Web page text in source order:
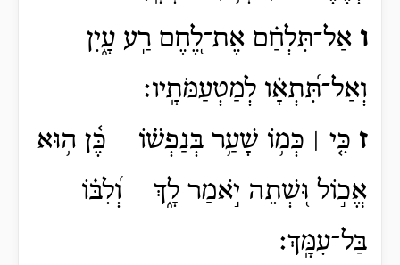
ו אַל־תִּלְחַ֗ם אֶת־לֶ֭חֶם רַ֣ע עָ֑יִן
וְאַל־תִּ֝תְאָ֗ו לְמַטְעַמֹּתָֽיו׃
ז כִּ֤י ׀ כְּמ֥וֹ שָׁעַ֥ר בְּנַפְשׁ֗וֹ כֶּ֫ן ה֥וּא
אֱכ֣וֹל וּ֭שְׁתֵה יֹ֣אמַר לָ֑ךְ וְ֝לִבּ֗וֹ
בַּל־עִמָּֽךְ׃